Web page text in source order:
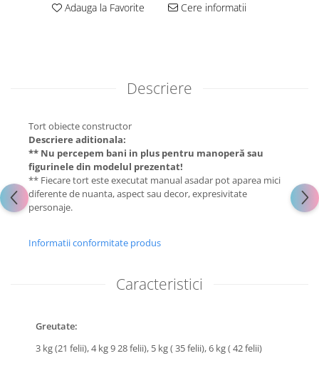
Adauga la Favorite Cere informatii
Descriere
Tort obiecte constructor
Descriere aditionala:
** Nu percepem bani in plus pentru manoperă sau
figurinele din modelul prezentat!
** Fiecare tort este executat manual asadar pot aparea mici
diferente de nuanta, aspect sau decor, expresivitate
personaje.
Informatii conformitate produs
Caracteristici
Greutate:
3 kg (21 felii),4 kg 9 28 felii), 5 kg ( 35 felii),6 kg ( 42 felii)